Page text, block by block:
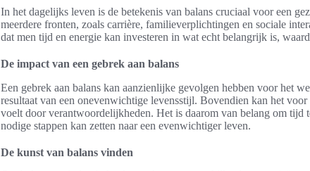
In het dagelijks leven is de betekenis van balans cruciaal voor een
meerdere fronten, zoals carrière, familieverplichtingen en sociale
dat men tijd en energie kan investeren in wat echt belangrijk is,
De impact van een gebrek aan balans
Een gebrek aan balans kan aanzienlijke gevolgen hebben voor het
resultaat van een onevenwichtige levensstijl. Bovendien kan het
voelt door verantwoordelijkheden. Het is daarom van belang om tijd
nodige stappen kan zetten naar een evenwichtiger leven.
De kunst van balans vinden